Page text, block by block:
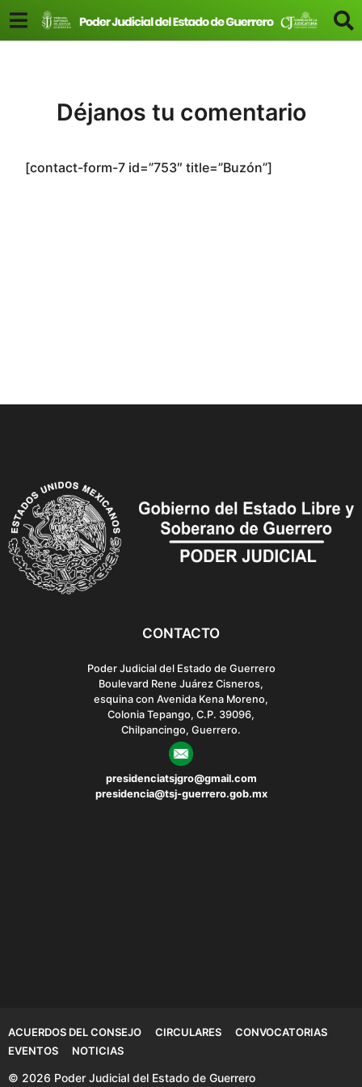
Déjanos tu comentario
[contact-form-7 id=”753″ title=”Buzón”]
CONTACTO
Poder Judicial del Estado de Guerrero
Boulevard Rene Juárez Cisneros,
esquina con Avenida Kena Moreno,
Colonia Tepango, C.P. 39096,
Chilpancingo, Guerrero.
presidenciatsjgro@gmail.com
presidencia@tsj-guerrero.gob.mx
ACUERDOS DEL CONSEJO CIRCULARES
CONVOCATORIAS
EVENTOS
NOTICIAS
© 2026 Poder Judicial del Estado de Guerrero